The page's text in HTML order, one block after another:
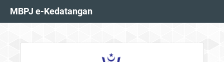
MBPJ e-Kedatangan